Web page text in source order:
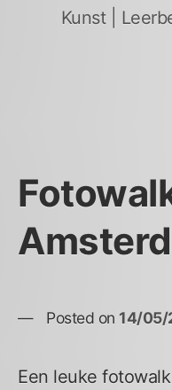
Kunst |
Posted on 14/05/
Een leuke